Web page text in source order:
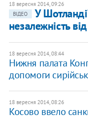
18 вересня 2014, 09:26
ВІДЕО
У
незалежність
18 вересня 2014, 08:44
Нижня палата
допомоги
18 вересня 2014, 08:26
Косово ввело